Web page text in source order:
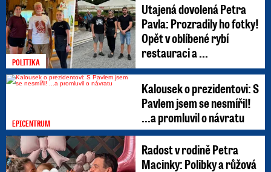
POLITIKA
Utajená dovolená Petra
Pavla: Prozradily ho fotky!
Opět v oblíbené rybí
restauraci a ...
EPICENTRUM
Kalousek o prezidentovi: S
Pavlem jsem se nesmířil!
...a promluvil o návratu
Radost v rodině Petra
Macinky: Polibky a růžová